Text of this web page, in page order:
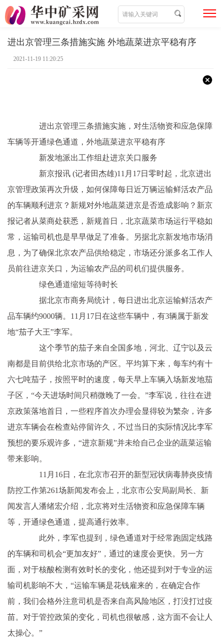
进出京管理三条措施实施 外地蔬菜进京平稳有序
2021-11-19 11:20:25
进出京管理三条措施实施，对生活物资和应急保障
车辆等开通绿色通道，外地蔬菜进京平稳有序
新发地派出工作组赴进京关口服务
新京报讯 (记者田杰雄)11月17日零时起，北京进出
京管理政策再次升级，如何保障每日近万辆运输鲜活农产品
的车辆顺利进京？新规对外地蔬菜进京是否造成影响？新京
报记者从菜商处获悉，新规首日，北京蔬菜市场运行平稳如
常，运输司机也是早早做足了准备。另据北京新发地市场消
息，为了确保北京农产品供给稳定，市场还分派多名工作人
员前往进京关口，为运输农产品的司机们提供服务。
绿色通道缩短等待时长
据北京市商务局统计，每日进出北京运输鲜活农产
品车辆约9000辆。11月17日在这些车辆中，有3辆属于新发
地“茄子大王”李军。
这个季节的茄子来自全国多地，河北、辽宁以及云
南都是目前供给北京市场的产区。平均算下来，每车约有十
六七吨茄子，按照平时的速度，每天早上车辆入场新发地茄
子区，“今天进场时间只稍微晚了一会。”李军说，往往在进
京政策落地首日，一些程序首次办理会显得较为繁杂，许多
进京车辆会在检查站停留许久，不过当日的实际情况比李军
预想的要乐观许多，“进京新规”并未给自己企业的蔬菜运输
带来影响。
11月16日，在北京市召开的新型冠状病毒肺炎疫情
防控工作第261场新闻发布会上，北京市公安局副局长、新
闻发言人潘绪宏介绍，北京将对生活物资和应急保障车辆
等，开通绿色通道，提高通行效率。
此外，李军也提到，绿色通道对于经常跑固定线路
的车辆和司机会“更加友好”，通过的速度会更快。另一方
面，对于核酸检测有效时长的变化，他还提到对于专业的运
输司机影响不大，“运输车辆是花钱雇来的，在确定合作
前，我们会格外注意司机是否来自高风险地区，打没打过疫
苗。对于管控政策的变化，司机也很敏感，这方面不会让人
太操心。”